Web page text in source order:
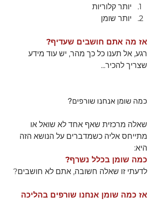
יותר קלוריות
יותר שומן
אז מה אתם חושבים שעדיף?
רגע, אל תענו כל כך מהר, יש עוד מידע
שצריך להכיר...
כמה שומן אנחנו שורפים?
שאלה מרכזית שאף אחד לא שואל או
מתייחס אליה כשמדברים על הנושא הזה
היא:
כמה שומן בכלל נשרף?
לדעתי זו שאלה חשובה, אתם לא חושבים?
אז כמה שומן אנחנו שורפים בהליכה